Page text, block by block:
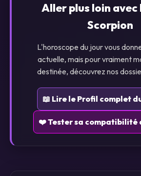
Aller plus loin avec
Scorpion
L'horoscope du jour vous
actuelle, mais pour vraiment
destinée, découvrez nos
📖 Lire le Profil complet
❤️ Tester sa compatibilité